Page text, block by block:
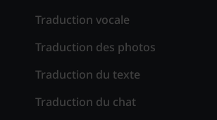
Traduction vocale
Traduction des photos
Traduction du texte
Traduction du chat